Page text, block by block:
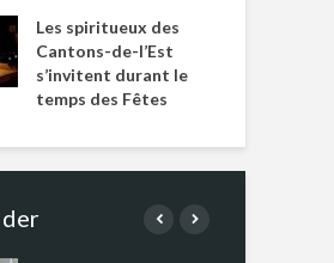
Les spiritueux des
Cantons-de-l’Est
s’invitent durant le
temps des Fêtes